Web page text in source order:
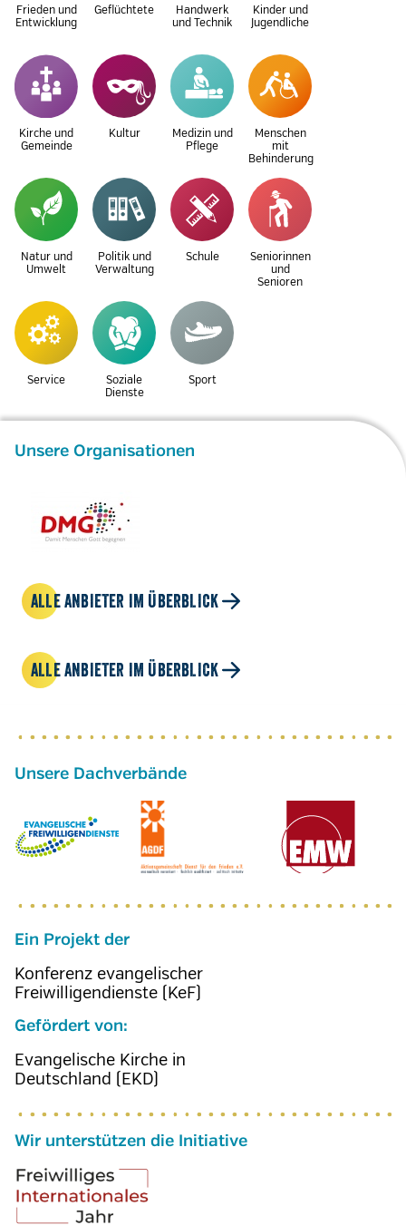
Frieden und
Entwicklung
Geflüchtete
Handwerk
und Technik
Kinder und
Jugendliche
Kirche und
Gemeinde
Kultur
Medizin und
Pflege
Menschen
mit
Behinderung
Natur und
Umwelt
Politik und
Verwaltung
Schule
Seniorinnen
und
Senioren
Service
Soziale
Dienste
Sport
Unsere Organisationen
ALLE ANBIETER IM ÜBERBLICK
ALLE ANBIETER IM ÜBERBLICK
Ein Projekt der
Konferenz evangelischer
Freiwilligendienste (KeF)
Gefördert von:
Evangelische Kirche in
Deutschland (EKD)
Wir unterstützen die Initiative